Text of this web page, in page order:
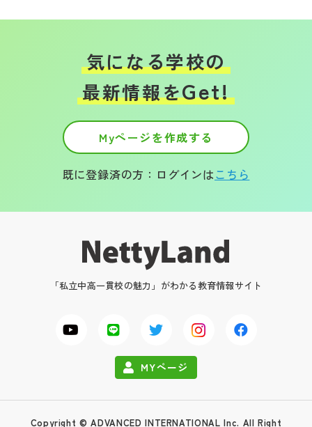
気になる学校の
最新情報をGet!
Myページを作成する
既に登録済の方：ログインはこちら
「私立中高一貫校の魅力」がわかる教育情報サイト
MYページ
Copyright © ADVANCED INTERNATIONAL Inc. All Right